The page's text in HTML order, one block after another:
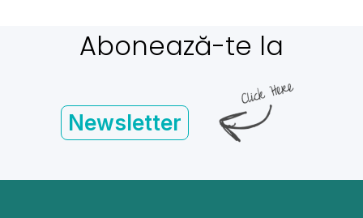
Abonează-te la
Newsletter